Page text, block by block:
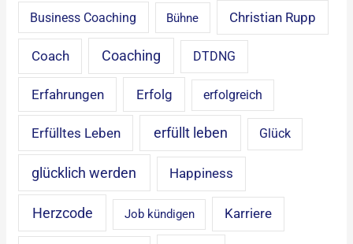
Business Coaching Bühne Christian Rupp
Coach Coaching DTDNG
Erfahrungen Erfolg erfolgreich
Erfülltes Leben erfüllt leben Glück
glücklich werden Happiness
Herzcode Job kündigen Karriere